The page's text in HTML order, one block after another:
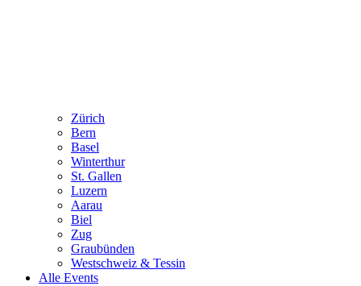
Zürich
Bern
Basel
Winterthur
St. Gallen
Luzern
Aarau
Biel
Zug
Graubünden
Westschweiz & Tessin
Alle Events